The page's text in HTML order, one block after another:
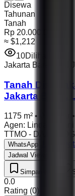
Disewa
Tahunan
Tanah
Rp 20.000.000
≈ $1,212
10Dilihat
Jakarta Barat
DKI
Tanah
Jakarta Barat,
1175 m² • •
Agen: Linda
TTMO -
WhatsApp Lihat
Jadwal Viewing
Simpan (0)
0.0
Rating (0)